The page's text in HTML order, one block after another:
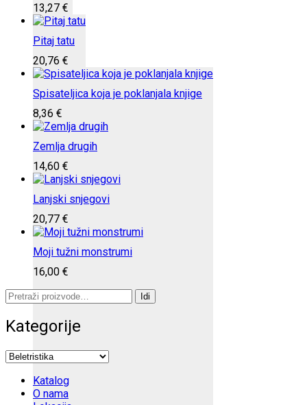
13,27 €
Pitaj tatu
20,76 €
Spisateljica koja je poklanjala knjige
8,36 €
Zemlja drugih
14,60 €
Lanjski snjegovi
20,77 €
Moji tužni monstrumi
16,00 €
Pretraži:
Idi
Kategorije
Katalog
O nama